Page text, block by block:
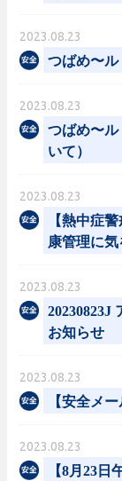
2023.08.23
つばめ〜ル
2023.08.23
つばめ〜
いて）
2023.08.23
【熱中症
康管理に
2023.08.23
20230823J
お知らせ
2023.08.23
【安全メ
2023.08.23
【8月23